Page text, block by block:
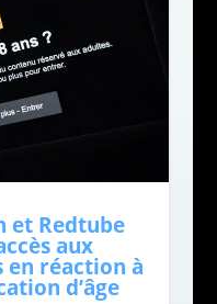
et Redtube
aux
réaction à
d’âge